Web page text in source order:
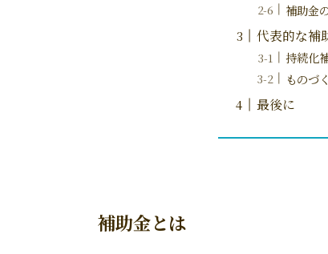
補助金
代表的な補
持続化
ものづ
最後に
補助金とは